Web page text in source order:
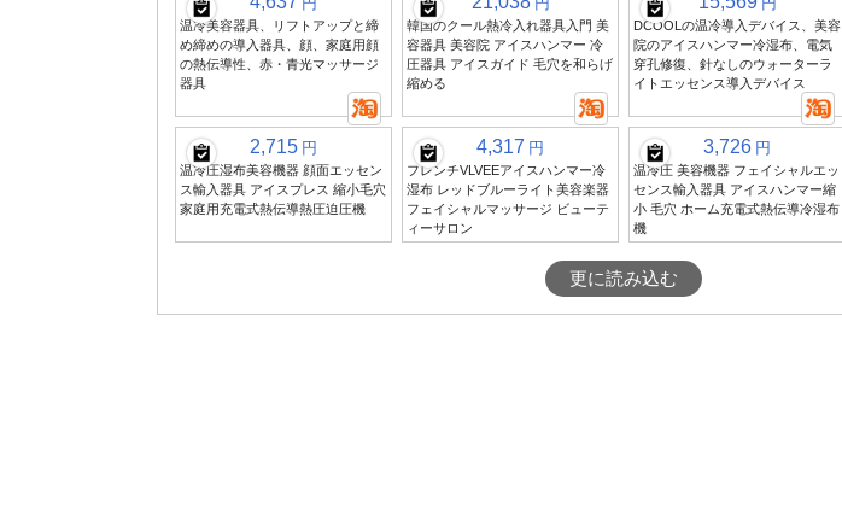
温冷美容器具、リフトアップと締
め締めの導入器具、顔、家庭用顔
の熱伝導性、赤・青光マッサージ
器具
韓国のクール熱冷入れ器具入門 美
容器具 美容院 アイスハンマー 冷
圧器具 アイスガイド 毛穴を和らげ
縮める
DCOOLの温冷導入デバイス、美容
院のアイスハンマー冷湿布、電気
穿孔修復、針なしのウォーターラ
イトエッセンス導入デバイス
2,715 円
温冷圧湿布美容機器 顔面エッセン
ス輸入器具 アイスプレス 縮小毛穴
家庭用充電式熱伝導熱圧迫圧機
4,317 円
フレンチVLVEEアイスハンマー冷
湿布 レッドブルーライト美容楽器
フェイシャルマッサージ ビューテ
ィーサロン
3,726 円
温冷圧 美容機器 フェイシャルエッ
センス輸入器具 アイスハンマー縮
小 毛穴 ホーム充電式熱伝導冷湿布
機
更に読み込む